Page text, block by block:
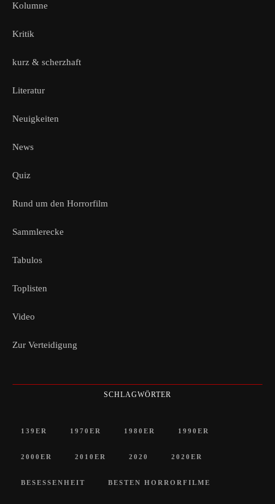
Kolumne
Kritik
kurz & scherzhaft
Literatur
Neuigkeiten
News
Quiz
Rund um den Horrorfilm
Sammlerecke
Tabulos
Toplisten
Video
Zur Verteidigung
SCHLAGWÖRTER
139ER 1970ER 1980ER 1990ER
2000ER 2010ER 2020 2020ER
BESESSENHEIT BESTEN HORRORFILME